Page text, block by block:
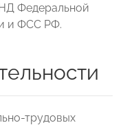
Федеральной
и ФСС РФ.
трудовых